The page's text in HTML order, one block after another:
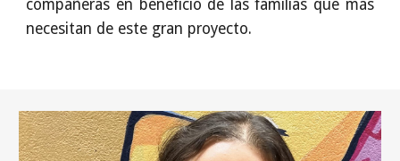
compañeras en beneficio de las familias que más
necesitan de este gran proyecto.